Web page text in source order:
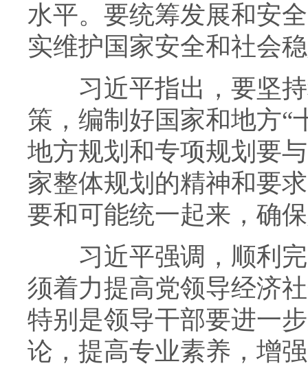
水平。要统筹发展和安
实维护国家安全和社会
习近平指出，要坚持
策，编制好国家和地方“
地方规划和专项规划要
家整体规划的精神和要
要和可能统一起来，确
习近平强调，顺利完
须着力提高党领导经济
特别是领导干部要进一
论，提高专业素养，增